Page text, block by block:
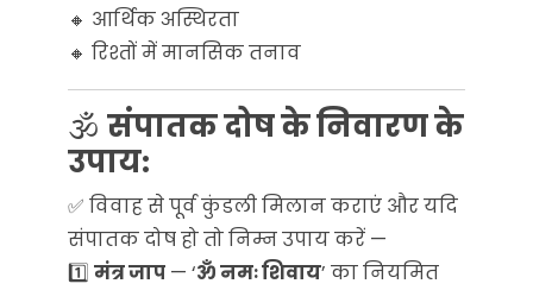
🔸 आर्थिक अस्थिरता
🔸 रिश्तों में मानसिक तनाव
🕉️ संपातक दोष के निवारण के
उपाय:
✅ विवाह से पूर्व कुंडली मिलान कराएं और यदि
संपातक दोष हो तो निम्न उपाय करें —
1️⃣ मंत्र जाप— ‘ॐ नमः शिवाय’ का नियमित